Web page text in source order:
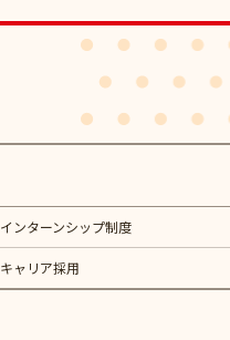
インターンシップ制度
キャリア採用